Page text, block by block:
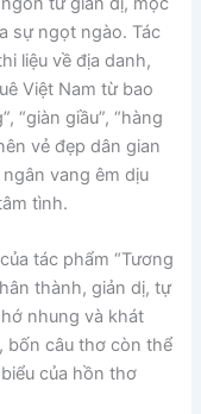
sự ngọt ngào. Tác
liệu về địa danh,
Việt Nam từ bao
“giàn giầu”, “hàng
vẻ đẹp dân gian
vang êm dịu
tình.
tác phẩm “Tương
thành, giản dị, tự
nhung và khát
bốn câu thơ còn thể
của hồn thơ